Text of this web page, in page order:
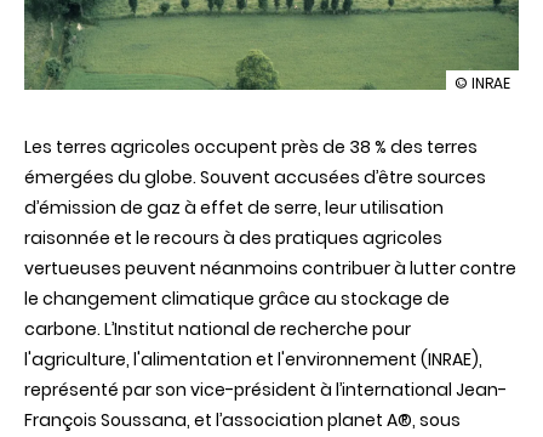
illustration
planet
s’associent
premier
du
stock
de
carbone
© INRAE
Les terres agricoles occupent près de 38 % des terres
émergées du globe. Souvent accusées d’être sources
d’émission de gaz à effet de serre, leur utilisation
raisonnée et le recours à des pratiques agricoles
vertueuses peuvent néanmoins contribuer à lutter contre
le changement climatique grâce au stockage de
carbone. L’Institut national de recherche pour
l'agriculture, l'alimentation et l'environnement (INRAE),
représenté par son vice-président à l’international Jean-
François Soussana, et l’association planet A®, sous